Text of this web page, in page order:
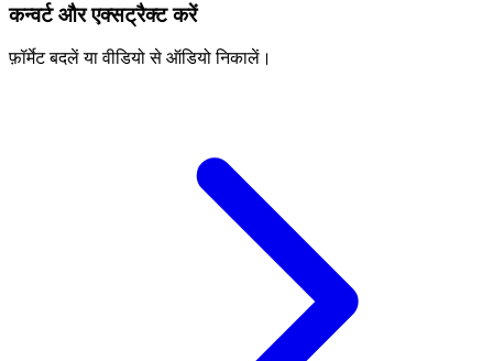
कन्वर्ट और एक्सट्रैक्ट करें
फ़ॉर्मेट बदलें या वीडियो से ऑडियो निकालें।